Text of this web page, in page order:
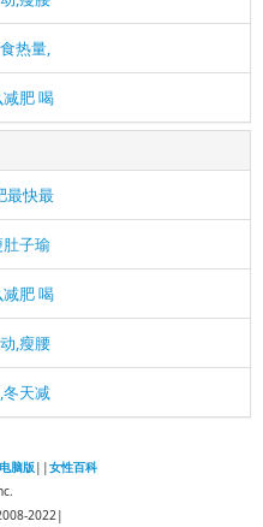
热量,
肥 喝
最快最
子瑜
肥 喝
,瘦腰
天减
脑版||女性百科
2022|